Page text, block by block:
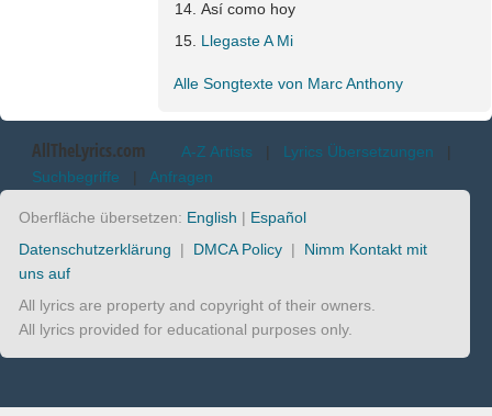
Así como hoy
Llegaste A Mi
Alle Songtexte von Marc Anthony
AllTheLyrics.com A-Z Artists | Lyrics Übersetzungen |
Suchbegriffe | Anfragen
Oberfläche übersetzen: English | Español
Datenschutzerklärung | DMCA Policy | Nimm Kontakt mit
uns auf
All lyrics are property and copyright of their owners.
All lyrics provided for educational purposes only.